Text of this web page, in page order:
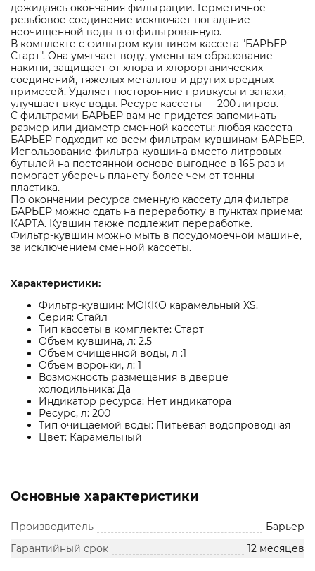
дожидаясь окончания фильтрации. Герметичное
резьбовое соединение исключает попадание
неочищенной воды в отфильтрованную.
В комплекте с фильтром-кувшином кассета "БАРЬЕР
Старт". Она умягчает воду, уменьшая образование
накипи, защищает от хлора и хлорорганических
соединений, тяжелых металлов и других вредных
примесей. Удаляет посторонние привкусы и запахи,
улучшает вкус воды. Ресурс кассеты — 200 литров.
С фильтрами БАРЬЕР вам не придется запоминать
размер или диаметр сменной кассеты: любая кассета
БАРЬЕР подходит ко всем фильтрам-кувшинам БАРЬЕР.
Использование фильтра-кувшина вместо литровых
бутылей на постоянной основе выгоднее в 165 раз и
помогает уберечь планету более чем от тонны
пластика.
По окончании ресурса сменную кассету для фильтра
БАРЬЕР можно сдать на переработку в пунктах приема:
КАРТА. Кувшин также подлежит переработке.
Фильтр-кувшин можно мыть в посудомоечной машине,
за исключением сменной кассеты.
Характеристики:
Фильтр-кувшин: МОККО карамельный XS.
Серия: Стайл
Тип кассеты в комплекте: Старт
Объем кувшина, л: 2.5
Объем очищенной воды, л :1
Объем воронки, л: 1
Возможность размещения в дверце
холодильника: Да
Индикатор ресурса: Нет индикатора
Ресурс, л: 200
Тип очищаемой воды: Питьевая водопроводная
Цвет: Карамельный
Основные характеристики
Производитель
Барьер
Гарантийный срок
12 месяцев